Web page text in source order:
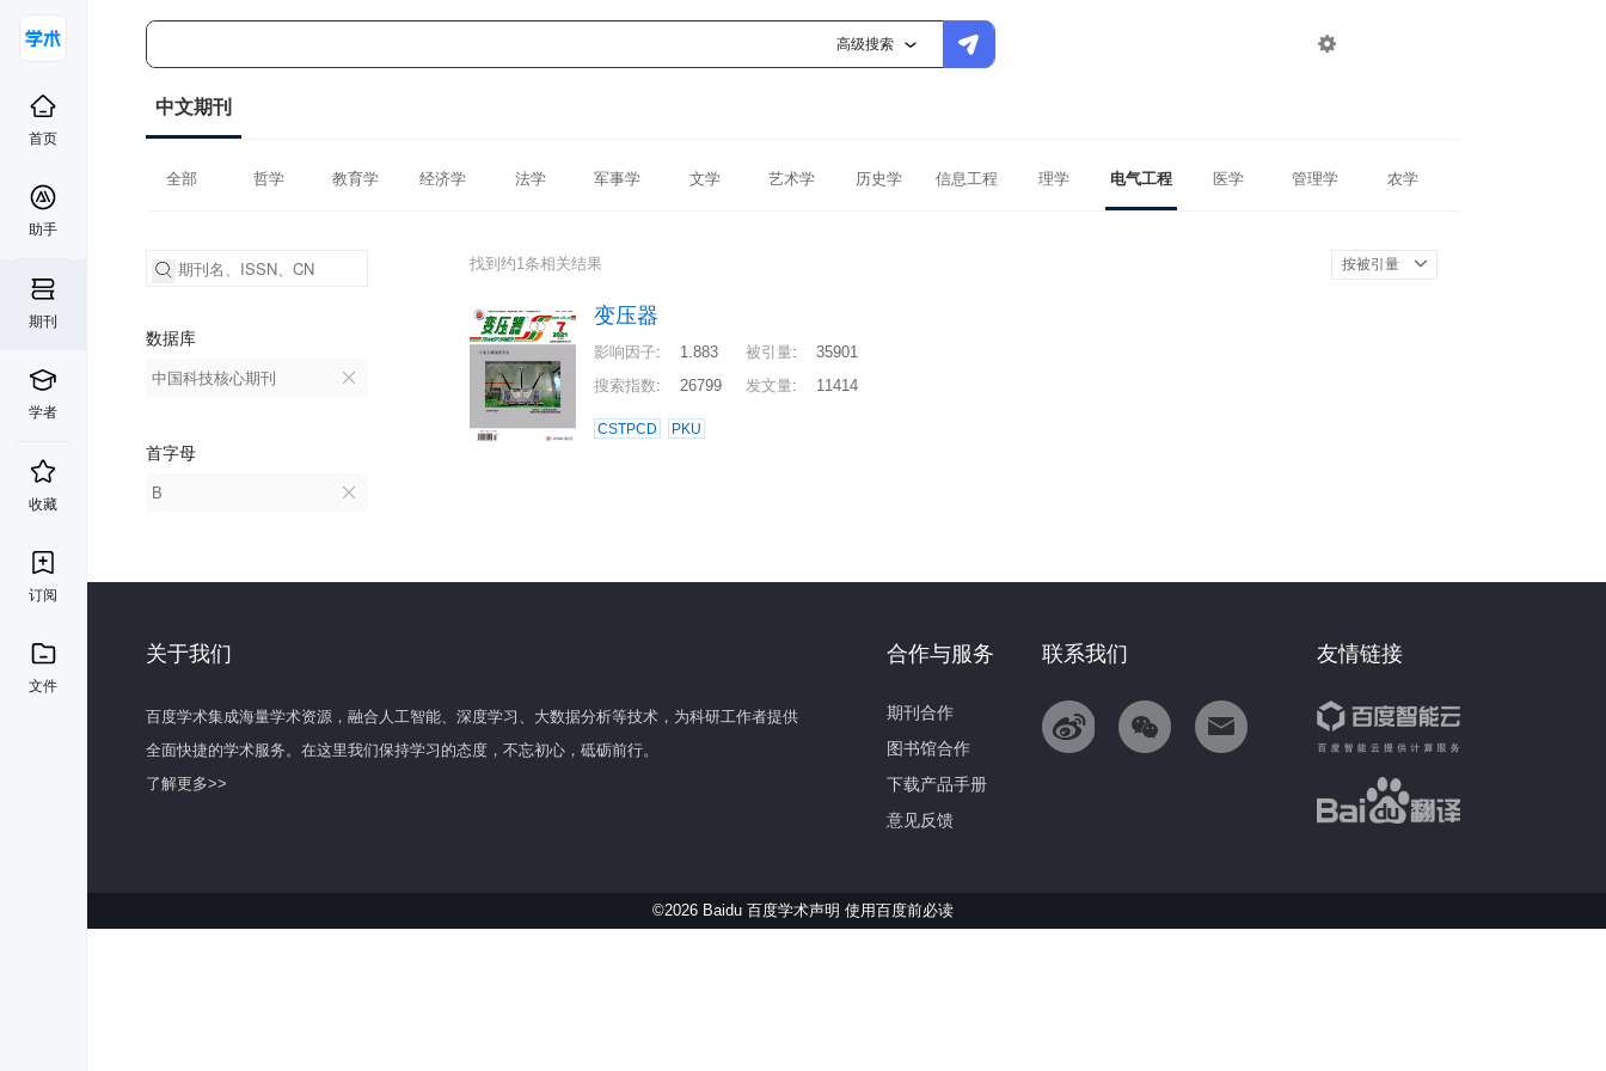
高级搜索 
首页
助手
期刊
学者
收藏
订阅
文件
中文期刊
全部 哲学 教育学 经济学 法学 军事学 文学 艺术学 历史学 信息工程 理学 电气工程 医学 管理学 农学
数据库
中国科技核心期刊
首字母
B
找到约1条相关结果 按被引量
变压器
影响因子: 1.883 被引量:
35901
搜索指数: 26799 发文量: 11414
CSTPCD PKU
关于我们
百度学术集成海量学术资源，融合人工智能、深度学习、大数据分析等技术，为科研工作者提供
全面快捷的学术服务。在这里我们保持学习的态度，不忘初心，砥砺前行。
了解更多>>
友情链接
联系我们
合作与服务
期刊合作
图书馆合作
下载产品手册
意见反馈
©2026 Baidu 百度学术声明 使用百度前必读